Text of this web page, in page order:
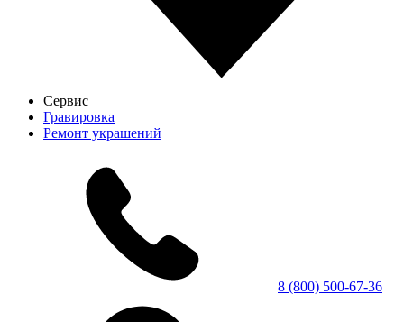
Сервис
Гравировка
Ремонт украшений
8 (800) 500-67-36